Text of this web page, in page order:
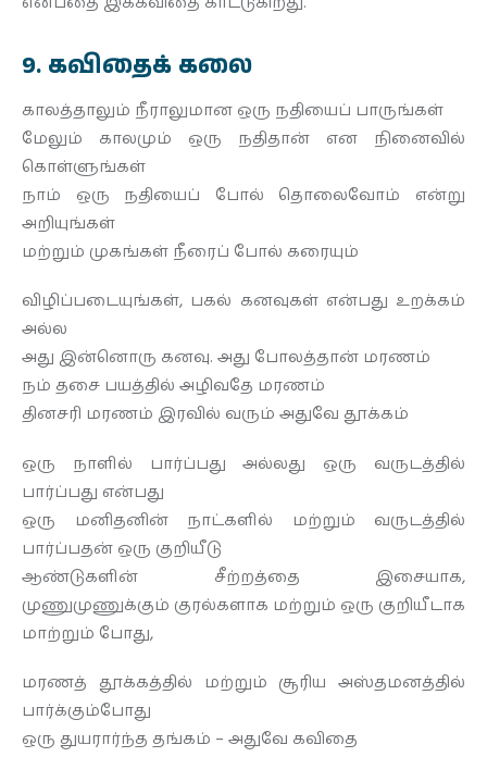
9. கவிதைக் கலை
காலத்தாலும் நீராலுமான ஒரு நதியைப் பாருங்கள்
மேலும் காலமும் ஒரு நதிதான் என நினைவில்
கொள்ளுங்கள்
நாம் ஒரு நதியைப் போல் தொலைவோம் என்று
அறியுங்கள்
மற்றும் முகங்கள் நீரைப் போல் கரையும்
விழிப்படையுங்கள், பகல் கனவுகள் என்பது உறக்கம்
அல்ல
அது இன்னொரு கனவு. அது போலத்தான் மரணம்
நம் தசை பயத்தில் அழிவதே மரணம்
தினசரி மரணம் இரவில் வரும் அதுவே தூக்கம்
ஒரு நாளில் பார்ப்பது அல்லது ஒரு வருடத்தில்
பார்ப்பது என்பது
ஒரு மனிதனின் நாட்களில் மற்றும் வருடத்தில்
பார்ப்பதன் ஒரு குறியீடு
ஆண்டுகளின் சீற்றத்தை இசையாக,
முணுமுணுக்கும் குரல்களாக மற்றும் ஒரு குறியீடாக
மாற்றும் போது,
மரணத் தூக்கத்தில் மற்றும் சூரிய அஸ்தமனத்தில்
பார்க்கும்போது
ஒரு துயரார்ந்த தங்கம் – அதுவே கவிதை